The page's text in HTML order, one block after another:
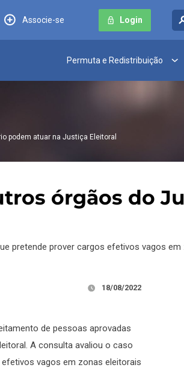
Associe-se Login
Permuta e Redistribuição
podem atuar na Justiça Eleitoral
órgãos do
pretende prover cargos efetivos vagos
18/08/2022
de pessoas aprovadas
A consulta avaliou o caso
efetivos vagos em zonas eleitorais